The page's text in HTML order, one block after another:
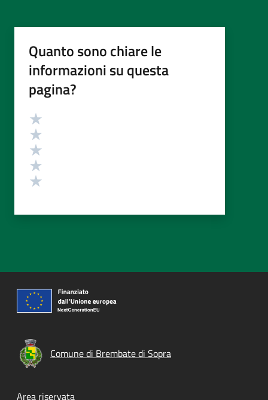
Quanto sono chiare le
informazioni su questa
pagina?
Valutazione
Comune di Brembate di Sopra
Area riservata